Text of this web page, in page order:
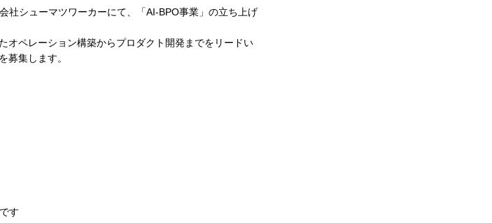
社シューマツワーカーにて、「AI-BPO事業」の立ち上げ
オペレーション構築からプロダクト開発までをリードい
募集します。
す